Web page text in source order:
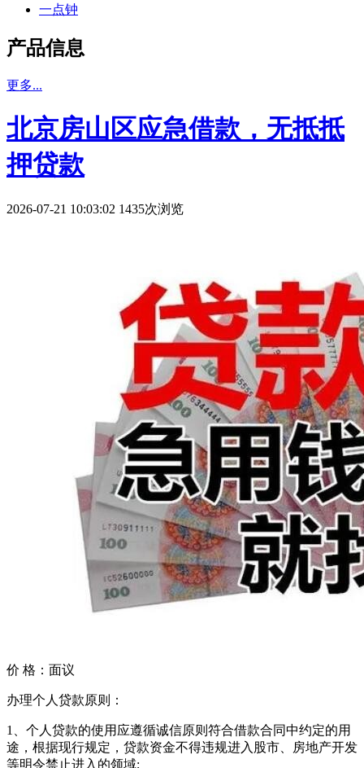
一点钟
产品信息
更多...
北京房山区应急借款，无抵抵
押贷款
2026-07-21 10:03:02 1435次浏览
价 格： 面议
办理个人贷款原则：
1、个人贷款的使用应遵循诚信原则符合借款合同中约定的用
途，根据现行规定，贷款资金不得违规进入股市、房地产开发
等明令禁止进入的领域;